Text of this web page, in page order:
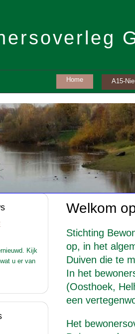
Home A15-
Kijk
u er van
Welkom
Stichting
op, in het
Duiven die te
In het
(Oosthoek,
een
Het